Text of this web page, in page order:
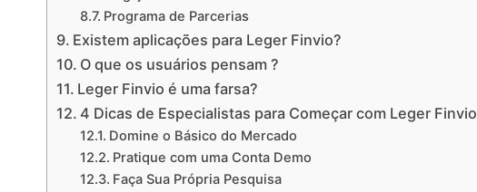
Programa de Parcerias
Existem aplicações para Leger Finvio?
O que os usuários pensam ?
Leger Finvio é uma farsa?
4 Dicas de Especialistas para Começar com Leger Finvio
Domine o Básico do Mercado
Pratique com uma Conta Demo
Faça Sua Própria Pesquisa